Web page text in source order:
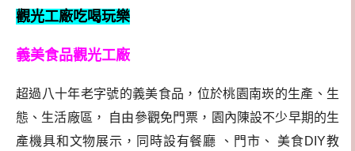
觀光工廠吃喝玩樂
義美食品觀光工廠
超過八十年老字號的義美食品，位於桃園南崁的生產、生
態、生活廠區， 自由參觀免門票，園內陳設不少早期的生
產機具和文物展示，同時設有餐廳 、門市、 美食DIY教